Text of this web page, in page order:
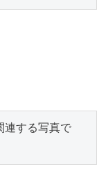
連する写真で